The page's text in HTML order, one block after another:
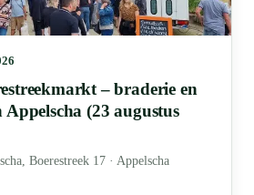
– braderie en
(23 augustus
Boerestreek 17 · Appelscha